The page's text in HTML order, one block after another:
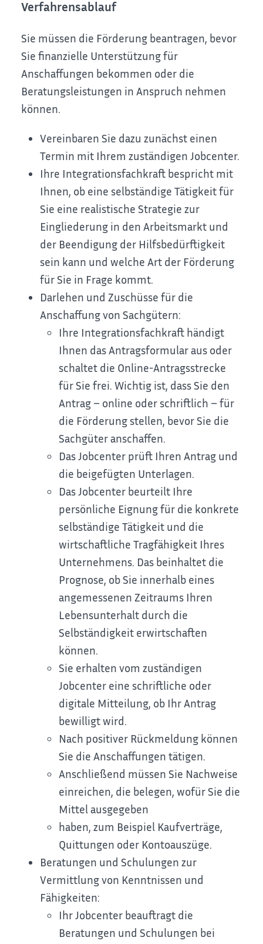
Verfahrensablauf
Sie müssen die Förderung beantragen, bevor
Sie finanzielle Unterstützung für
Anschaffungen bekommen oder die
Beratungsleistungen in Anspruch nehmen
können.
Vereinbaren Sie dazu zunächst einen
Termin mit Ihrem zuständigen Jobcenter.
Ihre Integrationsfachkraft bespricht mit
Ihnen, ob eine selbständige Tätigkeit für
Sie eine realistische Strategie zur
Eingliederung in den Arbeitsmarkt und
der Beendigung der Hilfsbedürftigkeit
sein kann und welche Art der Förderung
für Sie in Frage kommt.
Darlehen und Zuschüsse für die
Anschaffung von Sachgütern:
Ihre Integrationsfachkraft händigt
Ihnen das Antragsformular aus oder
schaltet die Online-Antragsstrecke
für Sie frei. Wichtig ist, dass Sie den
Antrag – online oder schriftlich – für
die Förderung stellen, bevor Sie die
Sachgüter anschaffen.
Das Jobcenter prüft Ihren Antrag und
die beigefügten Unterlagen.
Das Jobcenter beurteilt Ihre
persönliche Eignung für die konkrete
selbständige Tätigkeit und die
wirtschaftliche Tragfähigkeit Ihres
Unternehmens. Das beinhaltet die
Prognose, ob Sie innerhalb eines
angemessenen Zeitraums Ihren
Lebensunterhalt durch die
Selbständigkeit erwirtschaften
können.
Sie erhalten vom zuständigen
Jobcenter eine schriftliche oder
digitale Mitteilung, ob Ihr Antrag
bewilligt wird.
Nach positiver Rückmeldung können
Sie die Anschaffungen tätigen.
Anschließend müssen Sie Nachweise
einreichen, die belegen, wofür Sie die
Mittel ausgegeben
haben, zum Beispiel Kaufverträge,
Quittungen oder Kontoauszüge.
Beratungen und Schulungen zur
Vermittlung von Kenntnissen und
Fähigkeiten:
Ihr Jobcenter beauftragt die
Beratungen und Schulungen bei